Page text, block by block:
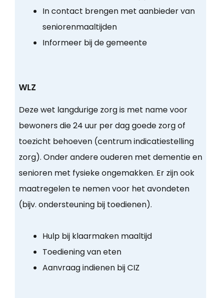
In contact brengen met aanbieder van
seniorenmaaltijden
Informeer bij de gemeente
WLZ
Deze wet langdurige zorg is met name voor
bewoners die 24 uur per dag goede zorg of
toezicht behoeven (centrum indicatiestelling
zorg). Onder andere ouderen met dementie en
senioren met fysieke ongemakken. Er zijn ook
maatregelen te nemen voor het avondeten
(bijv. ondersteuning bij toedienen).
Hulp bij klaarmaken maaltijd
Toediening van eten
Aanvraag indienen bij CIZ